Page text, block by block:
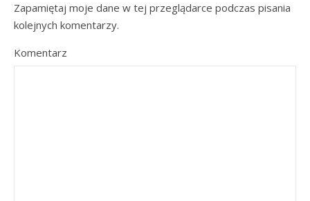
Zapamiętaj moje dane w tej przeglądarce podczas pisania
kolejnych komentarzy.
Komentarz